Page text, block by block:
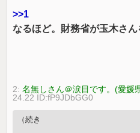
>>1
なるほど。財務省が玉木さん
2:名無しさん＠涙目です。(愛媛
24.22 ID:fP9JDbGG0
（続き